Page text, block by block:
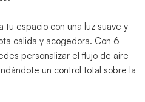
tu espacio con una luz suave y
cálida y acogedora. Con 6
personalizar el flujo de aire
un control total sobre la